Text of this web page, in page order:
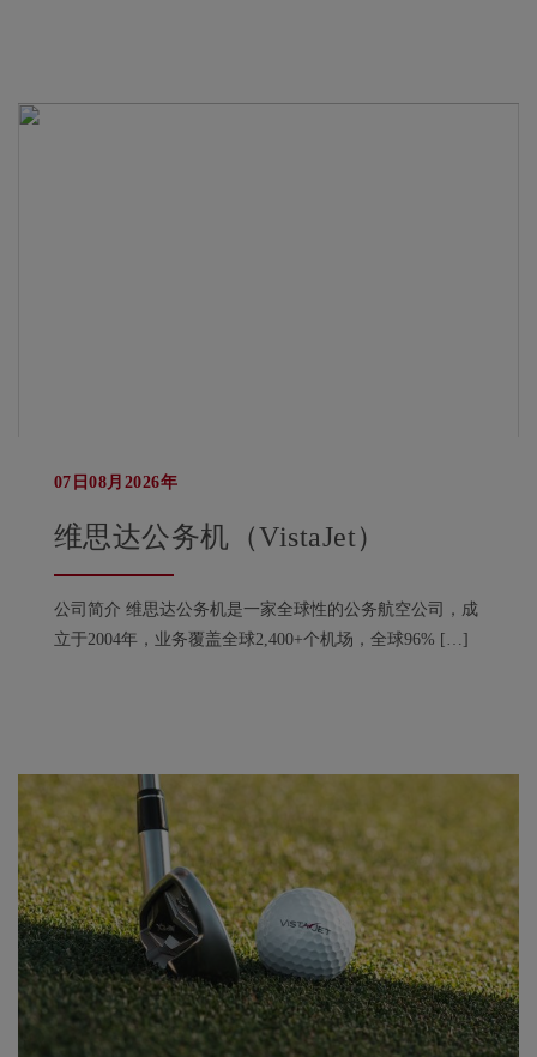
07日08月2026年
维思达公务机（VistaJet）
公司简介 维思达公务机是一家全球性的公务航空公司，成
立于2004年，业务覆盖全球2,400+个机场，全球96% […]